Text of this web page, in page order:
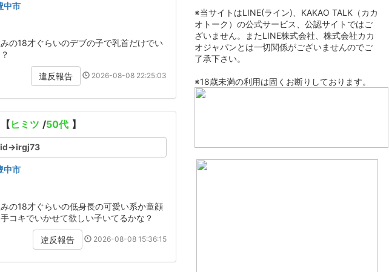
中市
の18才ぐらいのデブの子で乳首だけでい
違反報告 2026-08-08 22:25:03
ヒミツ /50代 】
id→irgj73
中市
の18才ぐらいの低身長の可愛い系か童顔
コキでいかせて欲しい子いてるかな？
違反報告 2026-08-08 15:36:15
※当サイトはLINE(ライン)、KAKAO TALK（カカ
オトーク）の公式サービス、公認サイトではご
ざいません。またLINE株式会社、株式会社カカ
オジャパンとは一切関係がございませんのでご
了承下さい。
※18歳未満の利用は固くお断りしております。